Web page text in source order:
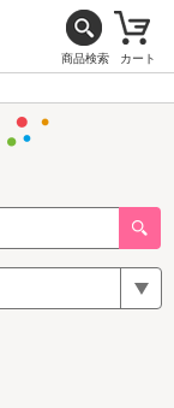
商品検索 カート